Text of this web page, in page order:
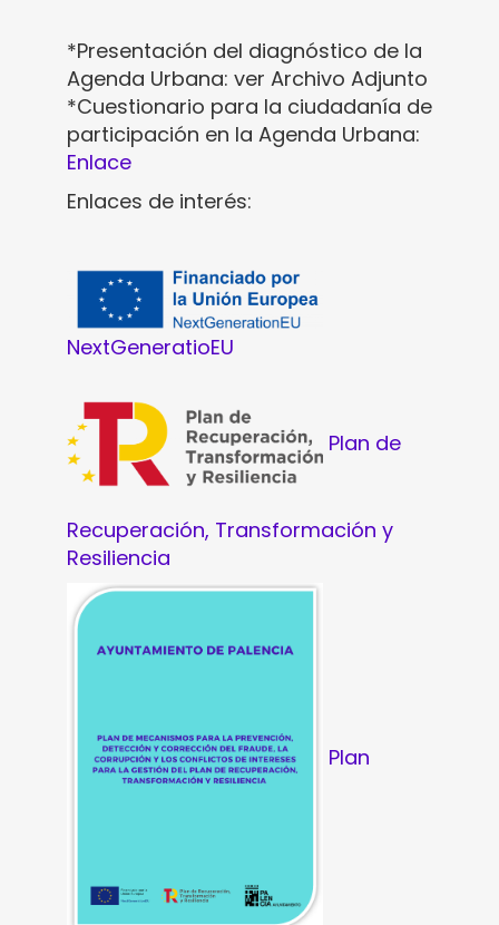
*Presentación del diagnóstico de la
Agenda Urbana: ver Archivo Adjunto
*Cuestionario para la ciudadanía de
participación en la Agenda Urbana:
Enlace
Enlaces de interés:
NextGeneratioEU
Plan de
Recuperación, Transformación y
Resiliencia
Plan